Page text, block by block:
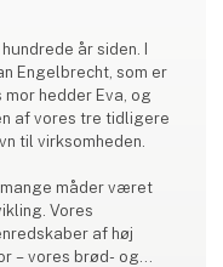
år siden. I
Engelbrecht, som er
hedder Eva, og
af vores tre tidligere
til virksomheden.
måder været
Vores
af høj
– vores brød- og